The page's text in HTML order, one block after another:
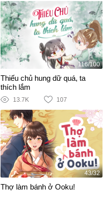
116/100
Thiếu chủ hung dữ quá, ta
thích lắm
13.7K 107
43/32
Thợ làm bánh ở Ooku!